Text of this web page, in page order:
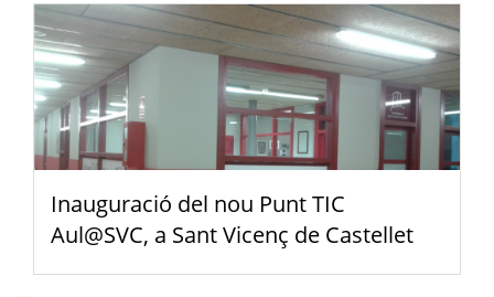
Inauguració del nou Punt TIC
Aul@SVC, a Sant Vicenç de Castellet